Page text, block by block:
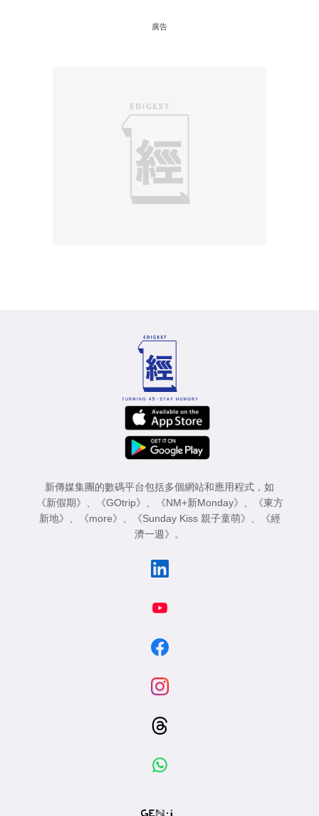
廣告
新傳媒集團的數碼平台包括多個網站和應用程式，如
《新假期》
《GOtrip》 《NM+新Monday》
《東方
新地》
《more》 《Sunday Kiss 親子童萌》
《經
濟一週》
。